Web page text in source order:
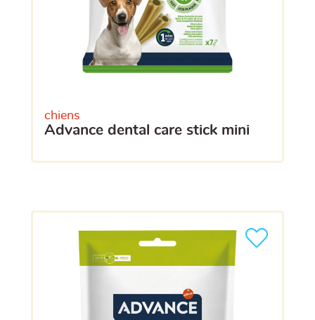
chiens
advance dental care stick mini